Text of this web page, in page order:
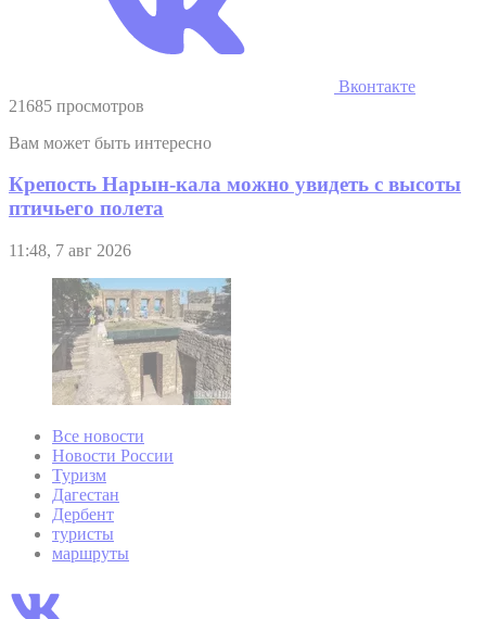
Вконтакте
21685 просмотров
Вам может быть интересно
Крепость Нарын-кала можно увидеть с высоты
птичьего полета
11:48, 7 авг 2026
Все новости
Новости России
Туризм
Дагестан
Дербент
туристы
маршруты